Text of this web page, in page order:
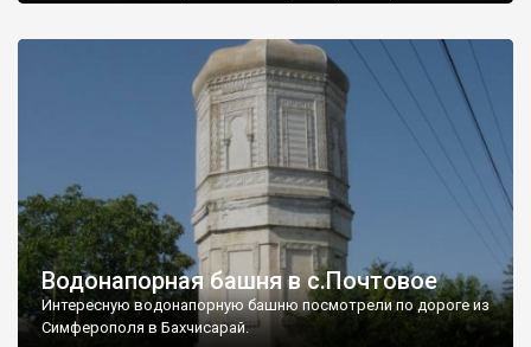
Водонапорная башня в с.Почтовое
Интересную водонапорную башню посмотрели по дороге из
Симферополя в Бахчисарай.